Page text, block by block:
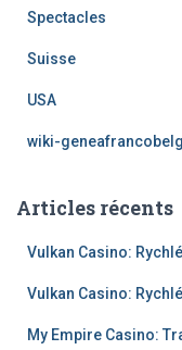
Spectacles
Suisse
USA
wiki-
Articles récents
Vulkan Casino:
Vulkan Casino:
My Empire Casino: